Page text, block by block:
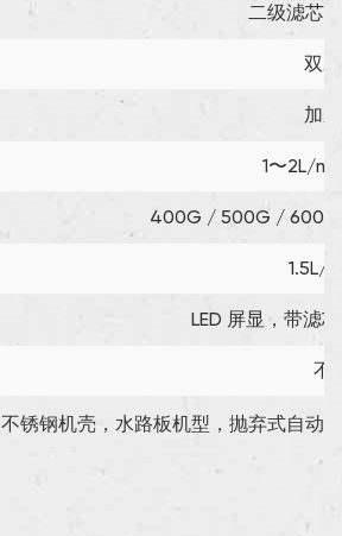
二级滤芯
双水
加压
1〜2L/
400G / 500G /
1.5L/
LED 屏显，带滤
不
不锈钢机壳，水路板机型，抛弃式自动